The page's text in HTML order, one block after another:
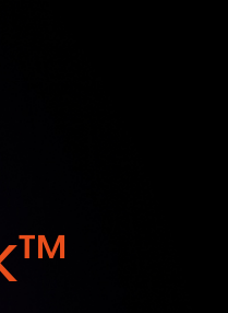
Navex™
™